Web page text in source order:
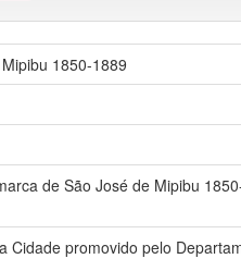
1850-1889
de São José de Mipibu
promovido pelo